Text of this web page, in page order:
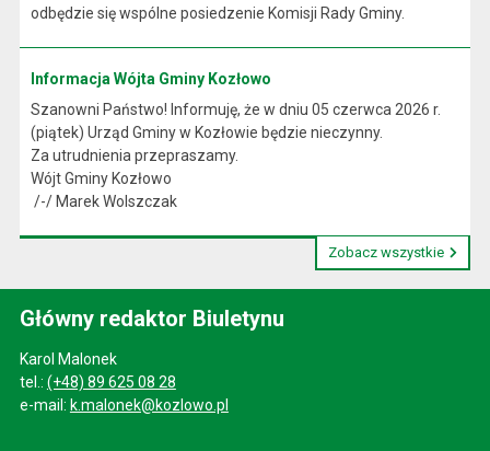
odbędzie się wspólne posiedzenie Komisji Rady Gminy.
Informacja Wójta Gminy Kozłowo
Szanowni Państwo! Informuję, że w dniu 05 czerwca 2026 r.
(piątek) Urząd Gminy w Kozłowie będzie nieczynny.
Za utrudnienia przepraszamy.
Wójt Gminy Kozłowo
/-/ Marek Wolszczak
Zobacz wszystkie
Główny redaktor Biuletynu
Karol Malonek
tel.: (+48) 89 625 08 28
e-mail: k.malonek@kozlowo.pl